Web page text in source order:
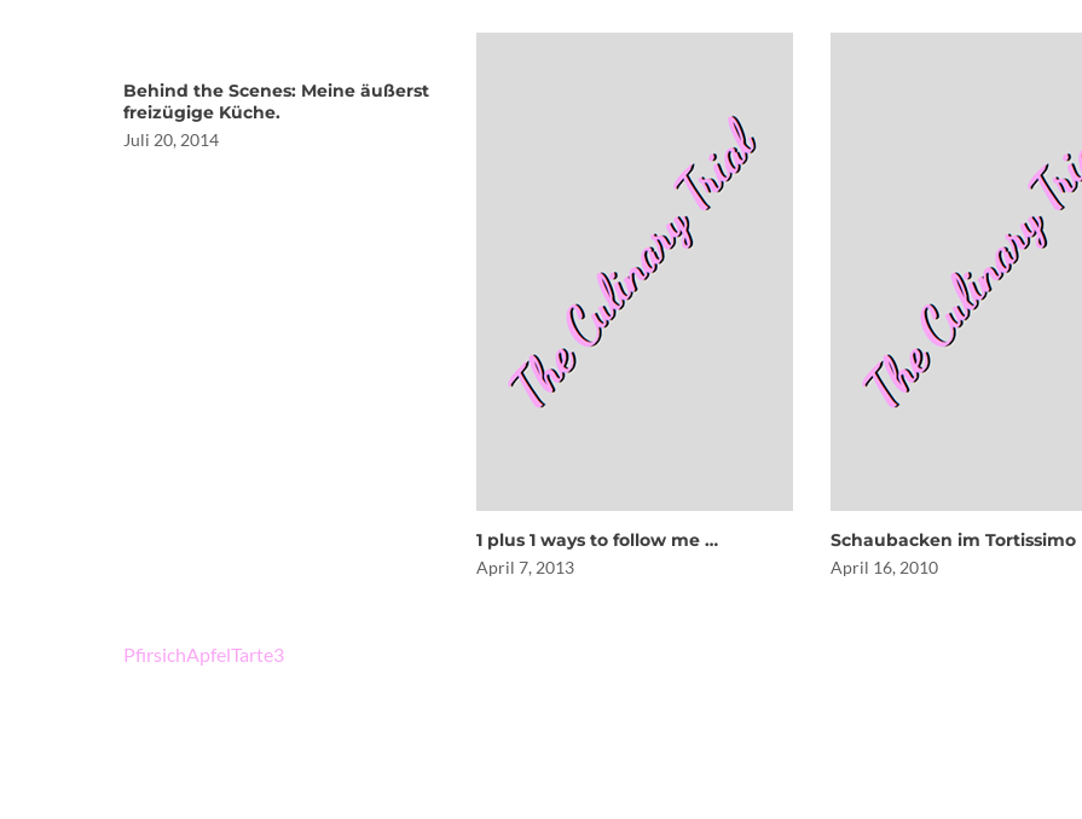
Behind the Scenes: Meine äußerst
freizügige Küche.
Juli 20, 2014
1 plus 1 ways to follow me …
April 7, 2013
Schaubacken im Tortissimo
April 16, 2010
Beitragsnavigation
PfirsichApfelTarte3